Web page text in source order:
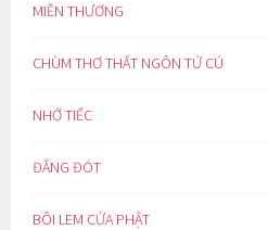
MIỀN THƯƠNG
CHÙM THƠ THẤT NGÔN TỨ CÚ
NHỚ TIẾC
ĐẮNG ĐÓT
BÔI LEM CỬA PHẬT